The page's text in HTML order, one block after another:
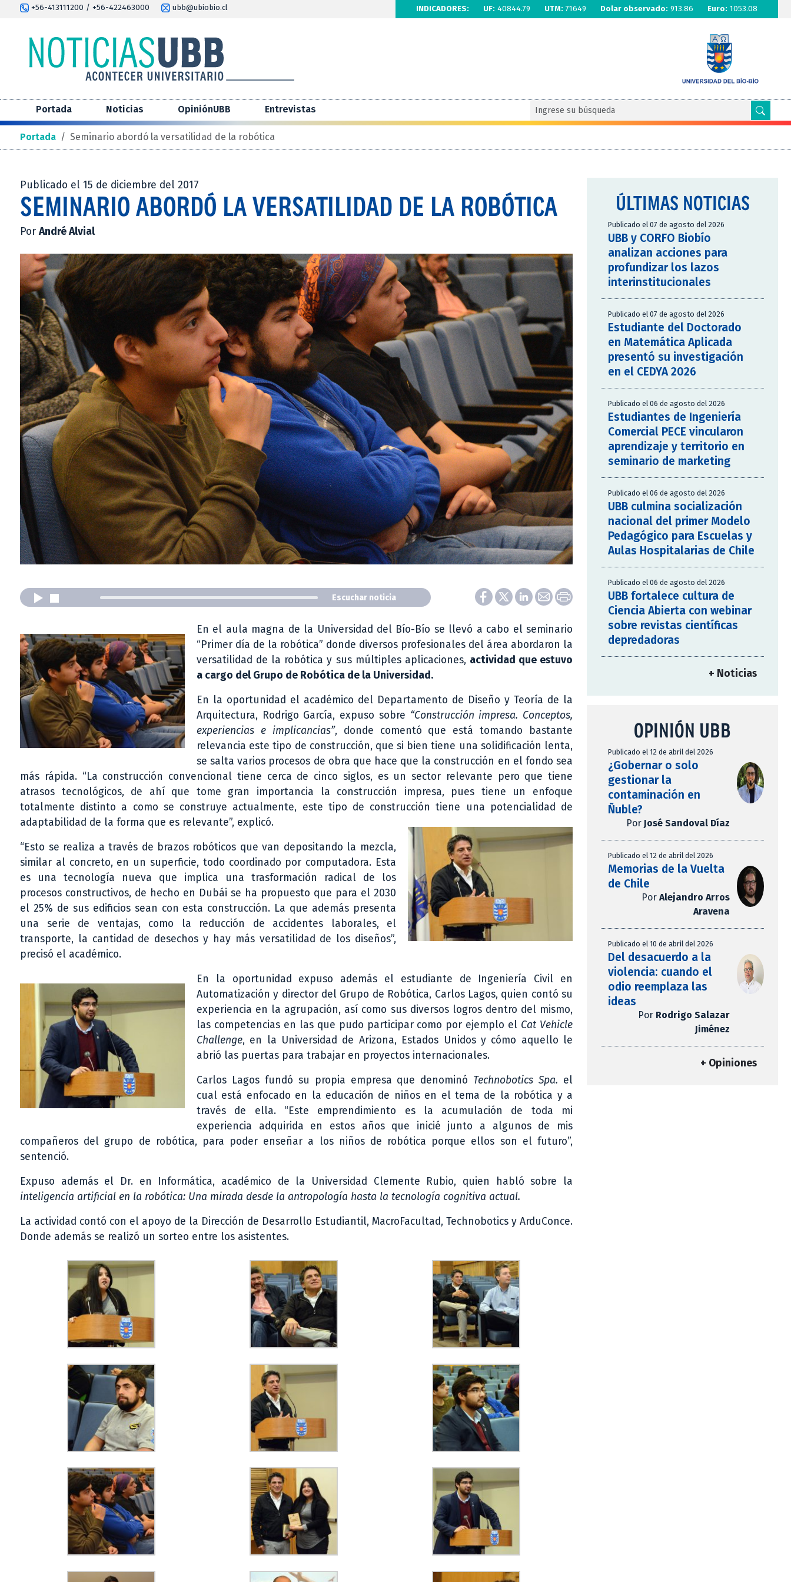
+56-413111200 / +56-422463000 ubb@ubiobio.cl INDICADORES: UF: 40844.79 UTM: 71649 Dolar observado: 913.86 Euro: 1053.08
Portada Noticias OpiniónUBB Entrevistas
Portada / Seminario abordó la versatilidad de la robótica
Publicado el 15 de diciembre del 2017
SEMINARIO ABORDÓ LA VERSATILIDAD DE LA ROBÓTICA
Por André Alvial
Escuchar noticia
En el aula magna de la Universidad del Bío-Bío se llevó a cabo el seminario
“Primer día de la robótica” donde diversos profesionales del área abordaron la
versatilidad de la robótica y sus múltiples aplicaciones, actividad que estuvo
a cargo del Grupo de Robótica de la Universidad.
En la oportunidad el académico del Departamento de Diseño y Teoría de la
Arquitectura, Rodrigo García, expuso sobre “Construcción impresa. Conceptos,
experiencias e implicancias”, donde comentó que está tomando bastante
relevancia este tipo de construcción, que si bien tiene una solidificación lenta,
se salta varios procesos de obra que hace que la construcción en el fondo sea
más rápida. “La construcción convencional tiene cerca de cinco siglos, es un sector relevante pero que tiene
atrasos tecnológicos, de ahí que tome gran importancia la construcción impresa, pues tiene un enfoque
totalmente distinto a como se construye actualmente, este tipo de construcción tiene una potencialidad de
adaptabilidad de la forma que es relevante”, explicó.
“Esto se realiza a través de brazos robóticos que van depositando la mezcla,
similar al concreto, en un superficie, todo coordinado por computadora. Esta
es una tecnología nueva que implica una trasformación radical de los
procesos constructivos, de hecho en Dubái se ha propuesto que para el 2030
el 25% de sus edificios sean con esta construcción. La que además presenta
una serie de ventajas, como la reducción de accidentes laborales, el
transporte, la cantidad de desechos y hay más versatilidad de los diseños”,
precisó el académico.
En la oportunidad expuso además el estudiante de Ingeniería Civil en
Automatización y director del Grupo de Robótica, Carlos Lagos, quien contó su
experiencia en la agrupación, así como sus diversos logros dentro del mismo,
las competencias en las que pudo participar como por ejemplo el Cat Vehicle
Challenge, en la Universidad de Arizona, Estados Unidos y cómo aquello le
abrió las puertas para trabajar en proyectos internacionales.
Carlos Lagos fundó su propia empresa que denominó Technobotics Spa. el
cual está enfocado en la educación de niños en el tema de la robótica y a
través de ella. “Este emprendimiento es la acumulación de toda mi
experiencia adquirida en estos años que inicié junto a algunos de mis
compañeros del grupo de robótica, para poder enseñar a los niños de robótica porque ellos son el futuro”,
sentenció.
Expuso además el Dr. en Informática, académico de la Universidad Clemente Rubio, quien habló sobre la
inteligencia artificial en la robótica: Una mirada desde la antropología hasta la tecnología cognitiva actual.
La actividad contó con el apoyo de la Dirección de Desarrollo Estudiantil, MacroFacultad, Technobotics y ArduConce.
Donde además se realizó un sorteo entre los asistentes.
ÚLTIMAS NOTICIAS
Publicado el 07 de agosto del 2026
UBB y CORFO Biobío
analizan acciones para
profundizar los lazos
interinstitucionales
Publicado el 07 de agosto del 2026
Estudiante del Doctorado
en Matemática Aplicada
presentó su investigación
en el CEDYA 2026
Publicado el 06 de agosto del 2026
Estudiantes de Ingeniería
Comercial PECE vincularon
aprendizaje y territorio en
seminario de marketing
Publicado el 06 de agosto del 2026
UBB culmina socialización
nacional del primer Modelo
Pedagógico para Escuelas y
Aulas Hospitalarias de Chile
Publicado el 06 de agosto del 2026
UBB fortalece cultura de
Ciencia Abierta con webinar
sobre revistas científicas
depredadoras
+ Noticias
OPINIÓN UBB
Publicado el 12 de abril del 2026
¿Gobernar o solo
gestionar la
contaminación en
Ñuble?
Por José Sandoval Díaz
Publicado el 12 de abril del 2026
Memorias de la Vuelta
de Chile
Por Alejandro Arros
Aravena
Publicado el 10 de abril del 2026
Del desacuerdo a la
violencia: cuando el
odio reemplaza las
ideas
Por Rodrigo Salazar
Jiménez
+ Opiniones